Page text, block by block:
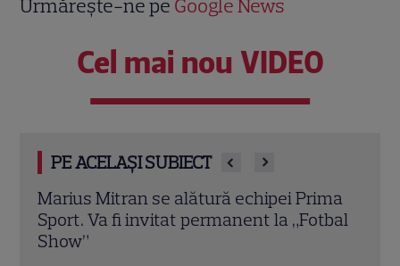
Urmărește-ne pe Google News
Cel mai nou VIDEO
PE ACELAȘI SUBIECT
Prima Sport transmite meciurile
Universității Craiova și Universității Cluj
din cupele europene. Programul complet